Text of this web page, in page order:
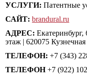
УСЛУГИ: Патентные
САЙТ: brandural.ru
АДРЕС: Екатеринбург,
этаж | 620075
ТЕЛЕФОН: +7 (343)
ТЕЛЕФОН+7 (922)